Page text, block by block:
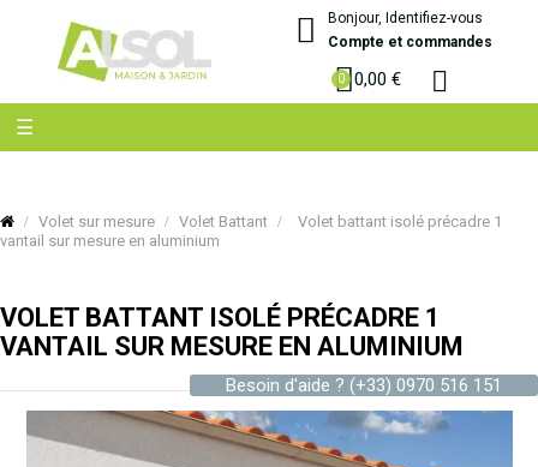
Bonjour, Identifiez-vous
Compte et commandes
0,00 €
Basculer
la
☰
Volet sur mesure Volet Battant
Volet battant isolé précadre 1
vantail sur mesure en aluminium
VOLET BATTANT ISOLÉ PRÉCADRE 1
VANTAIL SUR MESURE EN ALUMINIUM
Besoin d'aide ? (+33) 0970 516 151